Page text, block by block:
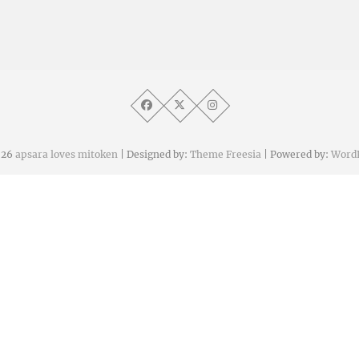
apsara loves mitoken | Designed by: Theme Freesia | Powered by: